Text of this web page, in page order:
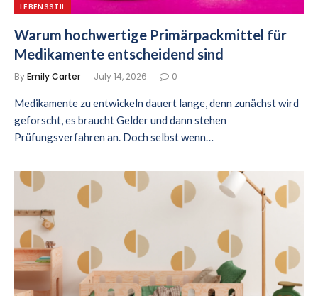
LEBENSSTIL
Warum hochwertige Primärpackmittel für
Medikamente entscheidend sind
ByEmily Carter July 14, 2026 0
Medikamente zu entwickeln dauert lange, denn zunächst wird
geforscht, es braucht Gelder und dann stehen
Prüfungsverfahren an. Doch selbst wenn…